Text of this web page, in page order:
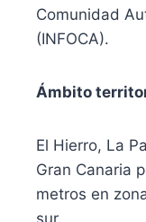
Comunidad
(INFOCA).
Ámbito
El Hierro, La
Gran Canaria
metros en
sur.